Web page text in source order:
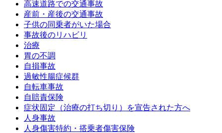
高速道路での交通事故
産前・産後の交通事故
子供の同乗者がいた場合
事故後のリハビリ
治療
胃の不調
自損事故
過敏性腸症候群
自転車事故
自賠責保険
症状固定（治療の打ち切り）を宣告された方へ
人身事故
人身傷害特約・搭乗者傷害保険